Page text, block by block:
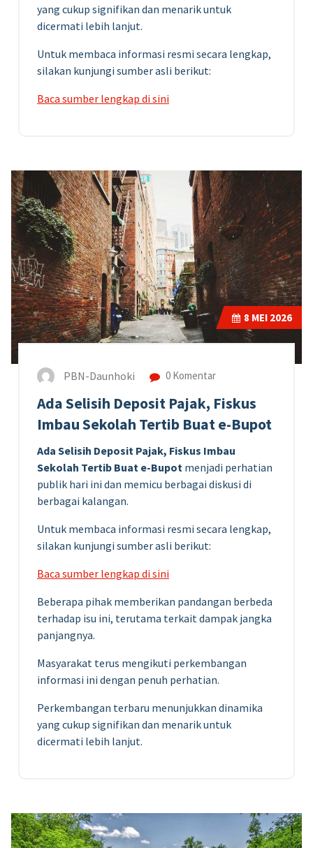
yang cukup signifikan dan menarik untuk
dicermati lebih lanjut.
Untuk membaca informasi resmi secara lengkap,
silakan kunjungi sumber asli berikut:
Baca sumber lengkap di sini
8 MEI 2026
PBN-Daunhoki 0 Komentar
Ada Selisih Deposit Pajak, Fiskus
Imbau Sekolah Tertib Buat e-Bupot
Ada Selisih Deposit Pajak, Fiskus Imbau
Sekolah Tertib Buat e-Bupot menjadi perhatian
publik hari ini dan memicu berbagai diskusi di
berbagai kalangan.
Untuk membaca informasi resmi secara lengkap,
silakan kunjungi sumber asli berikut:
Baca sumber lengkap di sini
Beberapa pihak memberikan pandangan berbeda
terhadap isu ini, terutama terkait dampak jangka
panjangnya.
Masyarakat terus mengikuti perkembangan
informasi ini dengan penuh perhatian.
Perkembangan terbaru menunjukkan dinamika
yang cukup signifikan dan menarik untuk
dicermati lebih lanjut.